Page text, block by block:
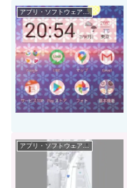
アプリ・ソフトウェア・サービス
アプリ・ソフトウェア・サービス